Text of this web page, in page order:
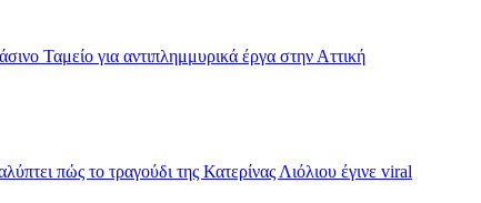
Ταμείο για αντιπλημμυρικά έργα στην Αττική
πώς το τραγούδι της Κατερίνας Λιόλιου έγινε viral